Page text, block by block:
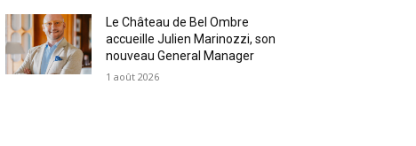
Le Château de Bel Ombre
accueille Julien Marinozzi, son
nouveau General Manager
1 août 2026